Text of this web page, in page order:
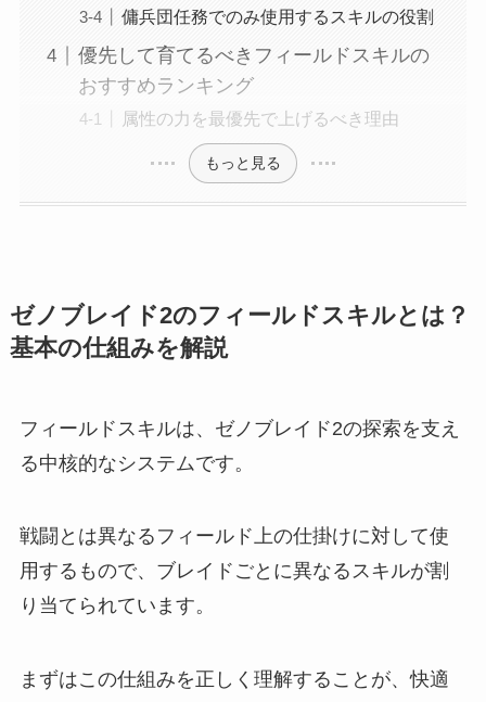
傭兵団任務でのみ使用するスキルの役割
優先して育てるべきフィールドスキルの
おすすめランキング
属性の力を最優先で上げるべき理由
もっと見る
ゼノブレイド2のフィールドスキルとは？
基本の仕組みを解説
フィールドスキルは、ゼノブレイド2の探索を支え
る中核的なシステムです。
戦闘とは異なるフィールド上の仕掛けに対して使
用するもので、ブレイドごとに異なるスキルが割
り当てられています。
まずはこの仕組みを正しく理解することが、快適